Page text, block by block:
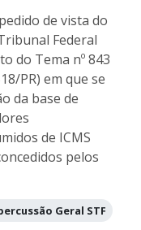
de vista do
Federal
do Tema nº 843
PR) em que se
da base de
de ICMS
pelos
Geral STF